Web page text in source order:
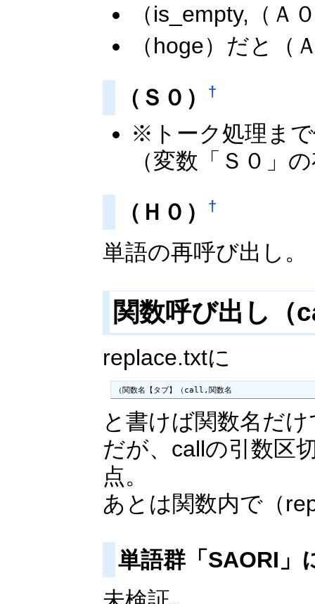
（is_empty,（Ａ
（hoge）だと（
（Ｓ０） †
※トーク処理ま
（変数「Ｓ０」
（Ｈ０） †
単語の再呼び出し
関数呼び出し（
replace.txtに
（関数名【タブ】（call,関数名
と書けば関数名だ
だが、callの引数区
点。
あとは関数内で（
単語群「SAORI」